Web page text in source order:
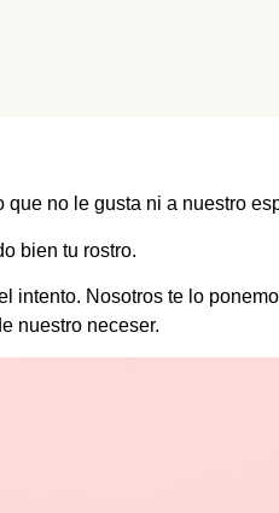
no le gusta ni a nuestro
bien tu rostro.
intento. Nosotros te lo
nuestro neceser.